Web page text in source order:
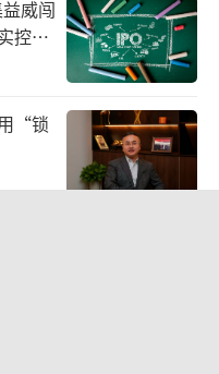
佳医疗器械类敷料
亿元和9.28亿元，
和56.25%。
不断升高。公开数
敷尔佳的毛利率分
，毛利率堪比
威闯
控人
“锁